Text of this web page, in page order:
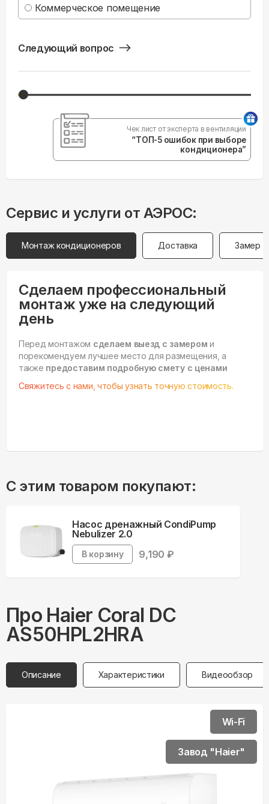
Коммерческое помещение
Следующий вопрос
Чек лист от эксперта в вентиляции
“ТОП-5 ошибок при выборе
кондиционера”
Сервис и услуги от АЭРОС:
Монтаж кондиционеров Доставка Замер
Сделаем профессиональный
монтаж уже на следующий
день
Перед монтажом сделаем выезд с замером и
порекомендуем лучшее место для размещения, а
также предоставим подробную смету с ценами
Свяжитесь с нами, чтобы узнать точную стоимость.
С этим товаром покупают:
Насос дренажный CondiPump
Nebulizer 2.0
В корзину 9,190 ₽
Про Haier Coral DC
AS50HPL2HRA
Описание Характеристики Видеообзор
Wi-Fi
Завод "Haier"